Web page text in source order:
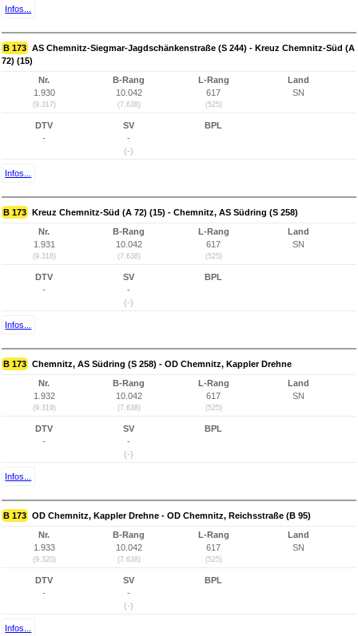
Infos...
B 173 AS Chemnitz-Siegmar-Jagdschänkenstraße (S 244) - Kreuz Chemnitz-Süd (A
72) (15)
Nr.
1.930
(9.317)
B-Rang
10.042
(7.638)
L-Rang
617
(525)
Land
SN
DTV
-
SV
-
(-)
BPL
Infos...
B 173 Kreuz Chemnitz-Süd (A 72) (15) - Chemnitz, AS Südring (S 258)
Nr.
1.931
(9.318)
B-Rang
10.042
(7.638)
L-Rang
617
(525)
Land
SN
DTV
-
SV
-
(-)
BPL
Infos...
B 173 Chemnitz, AS Südring (S 258) - OD Chemnitz, Kappler Drehne
Nr.
1.932
(9.319)
B-Rang
10.042
(7.638)
L-Rang
617
(525)
Land
SN
DTV
-
SV
-
(-)
BPL
Infos...
B 173 OD Chemnitz, Kappler Drehne - OD Chemnitz, Reichsstraße (B 95)
Nr.
1.933
(9.320)
B-Rang
10.042
(7.638)
L-Rang
617
(525)
Land
SN
DTV
-
SV
-
(-)
BPL
Infos...